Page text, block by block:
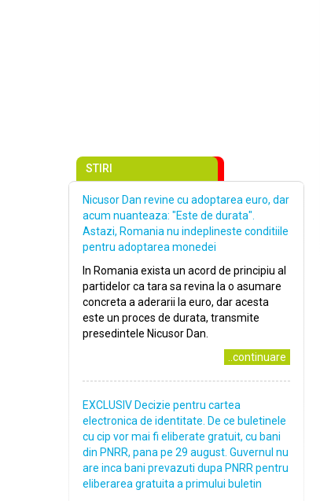
STIRI
Nicusor Dan revine cu adoptarea euro, dar
acum nuanteaza: "Este de durata".
Astazi, Romania nu indeplineste conditiile
pentru adoptarea monedei
In Romania exista un acord de principiu al
partidelor ca tara sa revina la o asumare
concreta a aderarii la euro, dar acesta
este un proces de durata, transmite
presedintele Nicusor Dan.
..continuare
EXCLUSIV Decizie pentru cartea
electronica de identitate. De ce buletinele
cu cip vor mai fi eliberate gratuit, cu bani
din PNRR, pana pe 29 august. Guvernul nu
are inca bani prevazuti dupa PNRR pentru
eliberarea gratuita a primului buletin